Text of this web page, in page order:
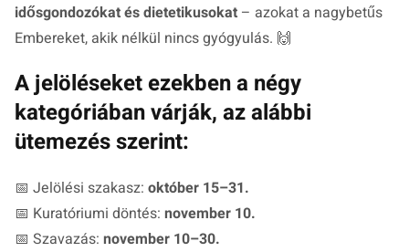
idősgondozókat és dietetikusokat – azokat a nagybetűs
Embereket, akik nélkül nincs gyógyulás. 🙌
A jelöléseket ezekben a négy
kategóriában várják, az alábbi
ütemezés szerint:
📅 Jelölési szakasz: október 15–31.
📅 Kuratóriumi döntés: november 10.
📅 Szavazás: november 10–30.